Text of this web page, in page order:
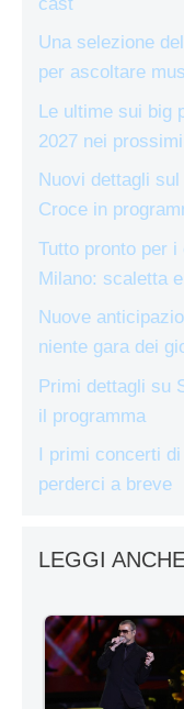
Una selezione
per ascoltare
Le ultime sui big
2027 nei
Nuovi dettagli
Croce in
Tutto pronto per
Milano: scaletta
Nuove
niente gara dei
Primi dettagli su
il programma
I primi concerti
perderci a breve
LEGGI